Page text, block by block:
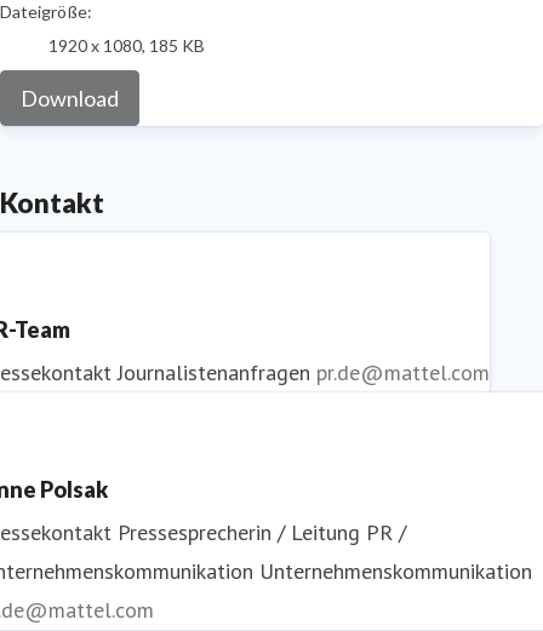
Dateigröße:
1920 x 1080, 185 KB
Download
Kontakt
Team
Journalistenanfragen pr.de@mattel.com
Polsak
Pressesprecherin / Leitung PR /
Unternehmenskommunikation